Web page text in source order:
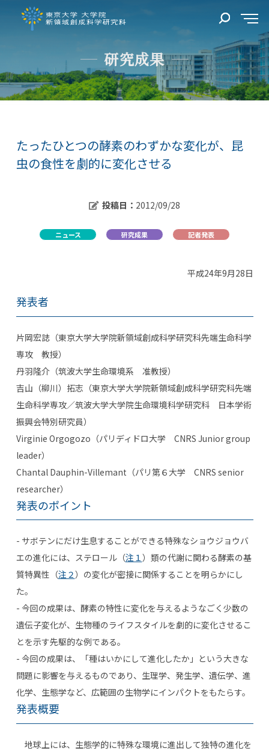
研究成果
たったひとつの酵素のわずかな変化が、昆
虫の食性を劇的に変化させる
投稿日： 2012/09/28
ニュース 研究成果 記者発表
平成24年9月28日
発表者
片岡宏誌（東京大学大学院新領域創成科学研究科先端生命科学
専攻 教授）
丹羽隆介（筑波大学生命環境系 准教授）
吉山（柳川）拓志（東京大学大学院新領域創成科学研究科先端
生命科学専攻／筑波大学大学院生命環境科学研究科 日本学術
振興会特別研究員）
Virginie Orgogozo（パリディドロ大学 CNRS Junior group
leader）
Chantal Dauphin-Villemant（パリ第６大学 CNRS senior
researcher）
発表のポイント
- サボテンにだけ生息することができる特殊なショウジョウバ
エの進化には、ステロール（注１）類の代謝に関わる酵素の基
質特異性（注２）の変化が密接に関係することを明らかにし
た。
- 今回の成果は、酵素の特性に変化を与えるようなごく少数の
遺伝子変化が、生物種のライフスタイルを劇的に変化させるこ
とを示す先駆的な例である。
- 今回の成果は、「種はいかにして進化したか」という大きな
問題に影響を与えるものであり、生理学、発生学、遺伝学、進
化学、生態学など、広範囲の生物学にインパクトをもたらす。
発表概要
地球上には、生態学的に特殊な環境に進出して独特の進化を